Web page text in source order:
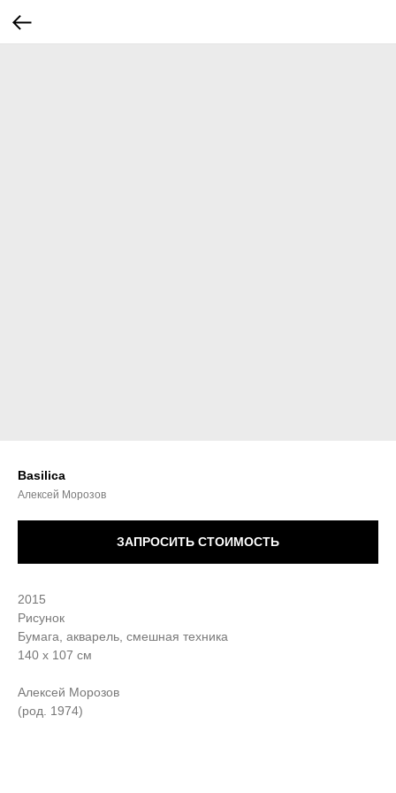
Basilica
Алексей Морозов
ЗАПРОСИТЬ СТОИМОСТЬ
2015
Рисунок
Бумага, акварель, смешная техника
140 х 107 см
Алексей Морозов
(род. 1974)